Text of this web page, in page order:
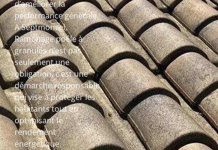
d’améliorer la
performance générale.
A Septmoncel,
Ramonage poêle à
granulés n’est pas
seulement une
obligation, c’est une
démarche responsable
qui vise à protéger les
habitants tout en
optimisant le
rendement
énergétique.